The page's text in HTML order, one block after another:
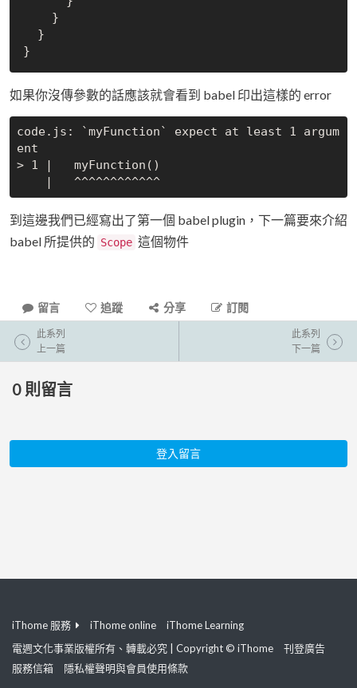
如果你沒傳參數的話應該就會看到 babel 印出這樣的 error
code.js: `myFunction` expect at least 1 argum
ent
> 1 |   myFunction()
到這邊我們已經寫出了第一個 babel plugin，下一篇要來介紹
babel 所提供的 Scope 這個物件
留言 追蹤 分享 訂閱
此系列
上一篇
此系列
下一篇
0 則留言
登入留言
iThome 服務 iThome online
iThome Learning
電週文化事業版權所有、轉載必究 | Copyright © iThome
刊登廣告
服務信箱
隱私權聲明與會員使用條款